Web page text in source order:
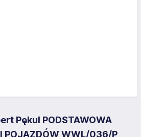
Pękul PODSTAWOWA
POJAZDÓW WWL/036/P